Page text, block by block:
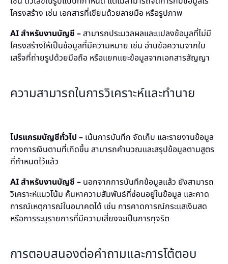
โครงสร้าง เช่น เอกสารที่เขียนด้วยลายมือ หรือรูปภาพ
AI สำหรับงานบัญชี –สามารถประมวลผลและแปลงข้อมูลที่ไม่มี
โครงสร้างให้เป็นข้อมูลที่มีความหมาย เช่น อ่านข้อความจากใบ
เสร็จที่ถ่ายรูปด้วยมือถือ หรือแยกแยะข้อมูลจากเอกสารสัญญา
ความสามารถในการวิเคราะห์และทำนาย
โปรแกรมบัญชีทั่วไป – เน้นการบันทึก จัดเก็บ และรายงานข้อมูล
ทางการเงินตามที่เกิดขึ้น สามารถคำนวณและสรุปข้อมูลตามสูตร
ที่กำหนดไว้แล้ว
AI สำหรับงานบัญชี – นอกจากการบันทึกข้อมูลแล้ว ยังสามารถ
วิเคราะห์แนวโน้ม ค้นหาความสัมพันธ์ที่ซ่อนอยู่ในข้อมูล และคาด
การณ์เหตุการณ์ในอนาคตได้ เช่น การคาดการณ์กระแสเงินสด
หรือการระบุรายการที่มีความเสี่ยงจะเป็นการทุจริต
การตอบสนองต่อคำถามและการโต้ตอบ